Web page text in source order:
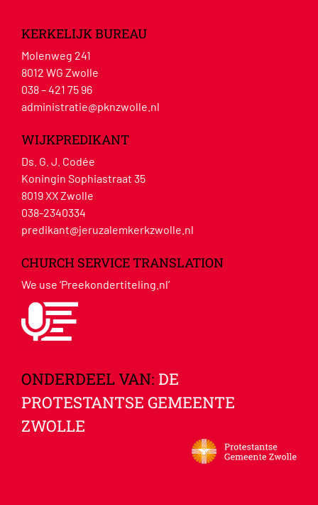
KERKELIJK BUREAU
Molenweg 241
8012 WG Zwolle
038 – 421 75 96
administratie@pknzwolle.nl
WIJKPREDIKANT
Ds. G. J. Codée
Koningin Sophiastraat 35
8019 XX Zwolle
038-2340334
predikant@jeruzalemkerkzwolle.nl
CHURCH SERVICE TRANSLATION
We use ‘Preekondertiteling.nl’
ONDERDEEL VAN: DE
PROTESTANTSE GEMEENTE
ZWOLLE